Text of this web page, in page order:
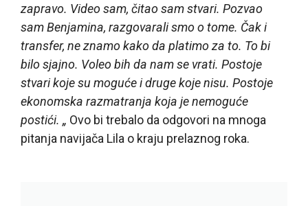
zapravo. Video sam, čitao sam stvari. Pozvao
sam Benjamina, razgovarali smo o tome. Čak i
transfer, ne znamo kako da platimo za to. To bi
bilo sjajno. Voleo bih da nam se vrati. Postoje
stvari koje su moguće i druge koje nisu. Postoje
ekonomska razmatranja koja je nemoguće
postići. „ Ovo bi trebalo da odgovori na mnoga
pitanja navijača Lila o kraju prelaznog roka.